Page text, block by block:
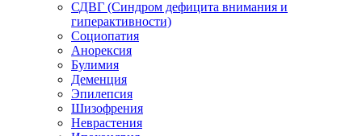
СДВГ (Синдром дефицита внимания и
гиперактивности)
Социопатия
Анорексия
Булимия
Деменция
Эпилепсия
Шизофрения
Неврастения